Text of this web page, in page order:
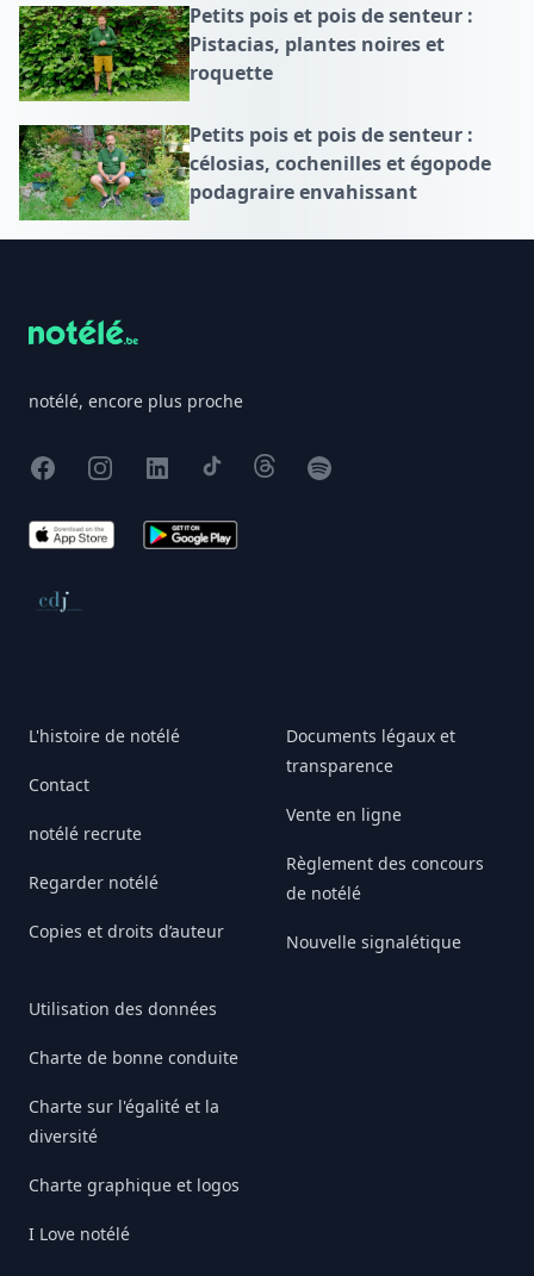
Petits pois et pois de senteur :
Pistacias, plantes noires et
roquette
Petits pois et pois de senteur :
célosias, cochenilles et égopode
podagraire envahissant
notélé, encore plus proche
FacebookInstagram
X TikTokThreadsSpotify
App Store Google Play
Conseil de déontologie journalistique
L'histoire de notélé
Contact
notélé recrute
Regarder notélé
Copies et droits d’auteur
Utilisation des données
Charte de bonne conduite
Charte sur l'égalité et la
diversité
Charte graphique et logos
I Love notélé
Documents légaux et
transparence
Vente en ligne
Règlement des concours
de notélé
Nouvelle signalétique